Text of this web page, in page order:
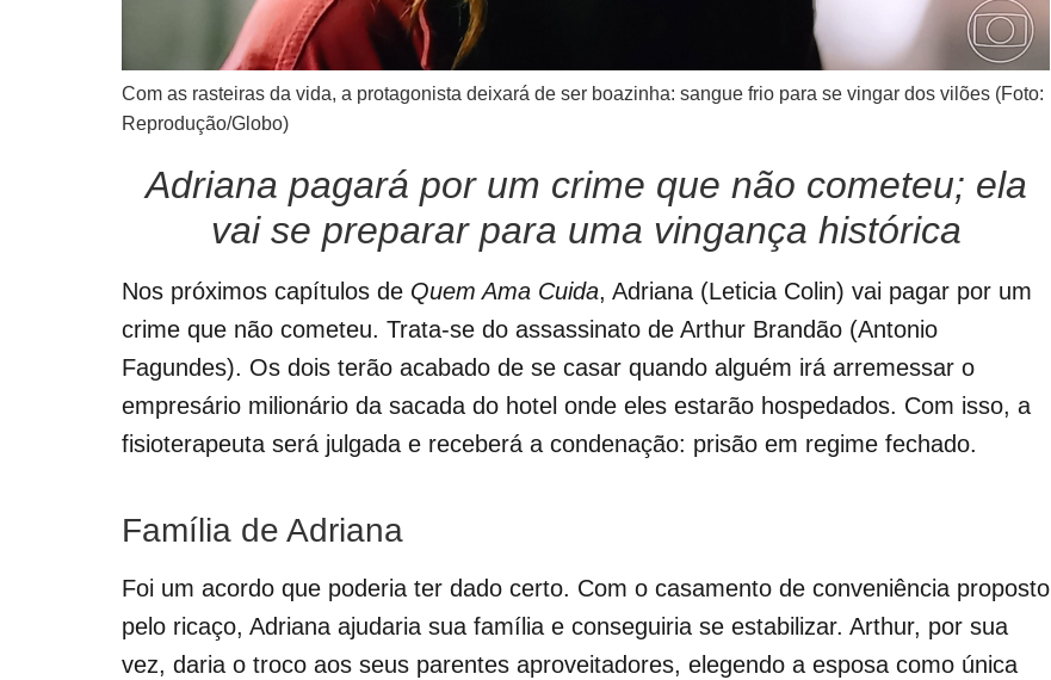
Com as rasteiras da vida, a protagonista deixará de ser boazinha: sangue frio para se vingar dos vilões (Foto:
Reprodução/Globo)
Adriana pagará por um crime que não cometeu; ela
vai se preparar para uma vingança histórica
Nos próximos capítulos de Quem Ama Cuida, Adriana (Leticia Colin) vai pagar por um
crime que não cometeu. Trata-se do assassinato de Arthur Brandão (Antonio
Fagundes). Os dois terão acabado de se casar quando alguém irá arremessar o
empresário milionário da sacada do hotel onde eles estarão hospedados. Com isso, a
fisioterapeuta será julgada e receberá a condenação: prisão em regime fechado.
Família de Adriana
Foi um acordo que poderia ter dado certo. Com o casamento de conveniência proposto
pelo ricaço, Adriana ajudaria sua família e conseguiria se estabilizar. Arthur, por sua
vez, daria o troco aos seus parentes aproveitadores, elegendo a esposa como única